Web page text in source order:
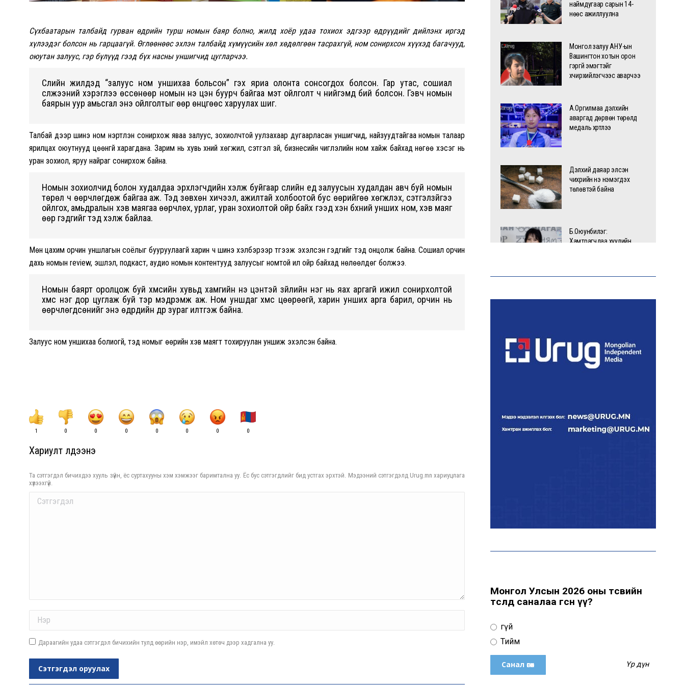
Сүхбаатарын талбайд гурван өдрийн турш номын баяр болно, жилд хоёр удаа тохиох эдгээр өдрүүдийг дийлэнх иргэд
хүлээдэг болсон нь гарцаагүй. Өглөөнөөс эхлэн талбайд хүмүүсийн хөл хөдөлгөөн тасрахгүй, ном сонирхсон хүүхэд багачууд,
оюутан залуус, гэр бүлүүд гээд бүх насны уншигчид цугларчээ.
Сүүлийн жилүүдэд “залуус ном уншихаа больсон” гэх яриа олонта сонсогдох болсон. Гар утас, сошиал
сүлжээний хэрэглээ өссөнөөр номын үнэ цэн буурч байгаа мэт ойлголт ч нийгэмд бий болсон. Гэвч номын
баярын уур амьсгал энэ ойлголтыг өөр өнцгөөс харуулах шиг.
Талбай дээр шинэ ном үнэртүүлэн сонирхож яваа залуус, зохиолчтой уулзахаар дугаарласан уншигчид, найзуудтайгаа номын талаар
ярилцах оюутнууд цөөнгүй харагдана. Зарим нь хувь хүний хөгжил, сэтгэл зүй, бизнесийн чиглэлийн ном хайж байхад нөгөө хэсэг нь
уран зохиол, яруу найраг сонирхож байна.
Номын зохиолчид болон худалдаа эрхлэгчдийн хэлж буйгаар сүүлийн үед залуусын худалдан авч буй номын
төрөл ч өөрчлөгдөж байгаа аж. Тэд зөвхөн хичээл, ажилтай холбоотой бус өөрийгөө хөгжүүлэх, сэтгэлзүйгээ
ойлгох, амьдралын хэв маягаа өөрчлөх, урлаг, уран зохиолтой ойр байх гээд хэн бүхний унших ном, хэв маяг
өөр гэдгийг тэд хэлж байлаа.
Мөн цахим орчин уншлагын соёлыг бууруулаагүй харин ч шинэ хэлбэрээр түгээж эхэлсэн гэдгийг тэд онцолж байна. Сошиал орчин
дахь номын review, эшлэл, подкаст, аудио номын контентууд залуусыг номтой илүү ойр байхад нөлөөлдөг болжээ.
Номын баярт оролцож буй хүмүүсийн хувьд хамгийн үнэ цэнтэй зүйлийн нэг нь яах аргагүй ижил сонирхолтой
хүмүүс нэг дор цуглаж буй тэр мэдрэмж аж. Ном уншдаг хүмүүс цөөрөөгүй, харин унших арга барил, орчин нь
өөрчлөгдсөнийг энэ өдрүүдийн дүр зураг илтгэж байна.
Залуус ном уншихаа болиогүй, тэд номыг өөрийн хэв маягт тохируулан уншиж эхэлсэн байна.
1 0 0 0 0 0 0 0
Хариулт үлдээнэ үү
Та сэтгэгдэл бичихдээ хууль зүйн, ёс суртахууны хэм хэмжээг баримтална уу. Ёс бус сэтгэгдлийг бид устгах эрхтэй. Мэдээний сэтгэгдэлд Urug.mn хариуцлага
хүлээхгүй.
Comment
Дараагийн удаа сэтгэгдэл бичихийн тулд өөрийн нэр, имэйл хөтөч дээр хадгална уу.
Сэтгэгдэл оруулах
наймдугаар сарын 14-
нөөс ажиллуулна
Монгол залуу АНУ-ын
Вашингтон хотын орон
гэргүй эмэгтэйг
хүчирхийлэгчээс аварчээ
А.Оргилмаа дэлхийн
аваргад дөрвөн төрөлд
медаль хүртлээ
Дэлхий даяар элсэн
чихрийн үнэ нэмэгдэх
төлөвтэй байна
Б.Оюунбилэг:
Хамтрагчдаа хуулийн
Д.Амарбаясгалан: Зах
Голомт банк АНЭУ-ын
Mashreq банканд Дирхам
Өчигдөр 102 тусгай
Монгол Улсын 2026 оны төсвийн
төсөлд саналаа өгсөн үү?
Үгүй
Тийм
Үр дүн